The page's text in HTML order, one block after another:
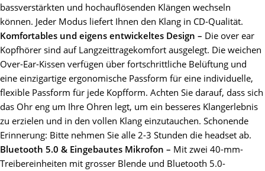
bassverstärkten und hochauflösenden Klängen wechseln
können. Jeder Modus liefert Ihnen den Klang in CD-Qualität.
Komfortables und eigens entwickeltes Design – Die over ear
Kopfhörer sind auf Langzeittragekomfort ausgelegt. Die weichen
Over-Ear-Kissen verfügen über fortschrittliche Belüftung und
eine einzigartige ergonomische Passform für eine individuelle,
flexible Passform für jede Kopfform. Achten Sie darauf, dass sich
das Ohr eng um Ihre Ohren legt, um ein besseres Klangerlebnis
zu erzielen und in den vollen Klang einzutauchen. Schonende
Erinnerung: Bitte nehmen Sie alle 2-3 Stunden die headset ab.
Bluetooth 5.0 & Eingebautes Mikrofon – Mit zwei 40-mm-
Treibereinheiten mit grosser Blende und Bluetooth 5.0-